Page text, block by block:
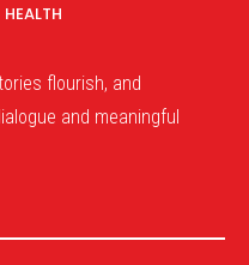
HEALTH
flourish, and
and meaningful